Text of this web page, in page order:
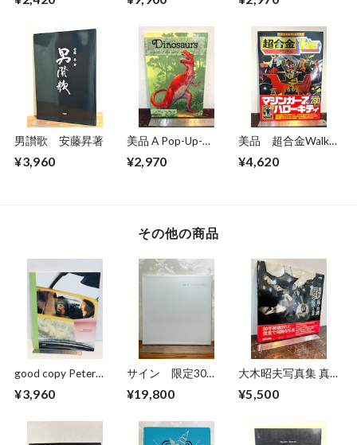
こ ヒグチユウコ
of Advertising
Pop−Up Book
男讃歌 安藤昇著
¥3,960
美品 A Pop-Up-
Giants of the Earth
¥2,970
美品 超合金Walkar
誕生40周年記念
¥4,620
その他の商品
good copy Peter
¥3,960
サイン 限定30
愛 カナリア 泣く
¥19,800
大木昭夫写真集 真
TAIWAN1971〜
¥5,500